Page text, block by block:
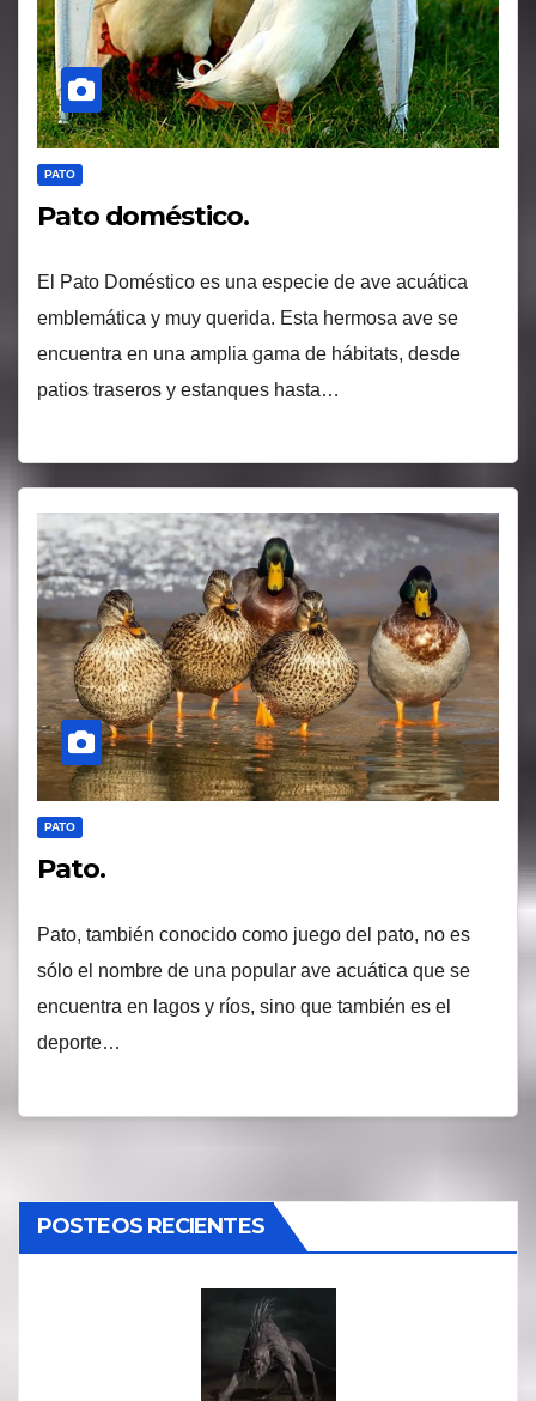
PATO
Pato doméstico.
El Pato Doméstico es una especie de ave acuática
emblemática y muy querida. Esta hermosa ave se
encuentra en una amplia gama de hábitats, desde
patios traseros y estanques hasta…
PATO
Pato.
Pato, también conocido como juego del pato, no es
sólo el nombre de una popular ave acuática que se
encuentra en lagos y ríos, sino que también es el
deporte…
POSTEOS RECIENTES